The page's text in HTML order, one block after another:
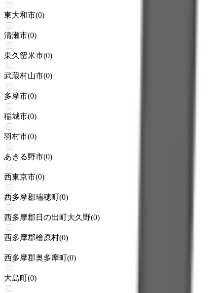
東大和市(0)
清瀬市(0)
東久留米市(0)
武蔵村山市(0)
多摩市(0)
稲城市(0)
羽村市(0)
あきる野市(0)
西東京市(0)
西多摩郡瑞穂町(0)
西多摩郡日の出町大久野(0)
西多摩郡檜原村(0)
西多摩郡奥多摩町(0)
大島町(0)